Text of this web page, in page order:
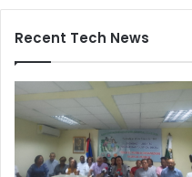
Recent Tech News